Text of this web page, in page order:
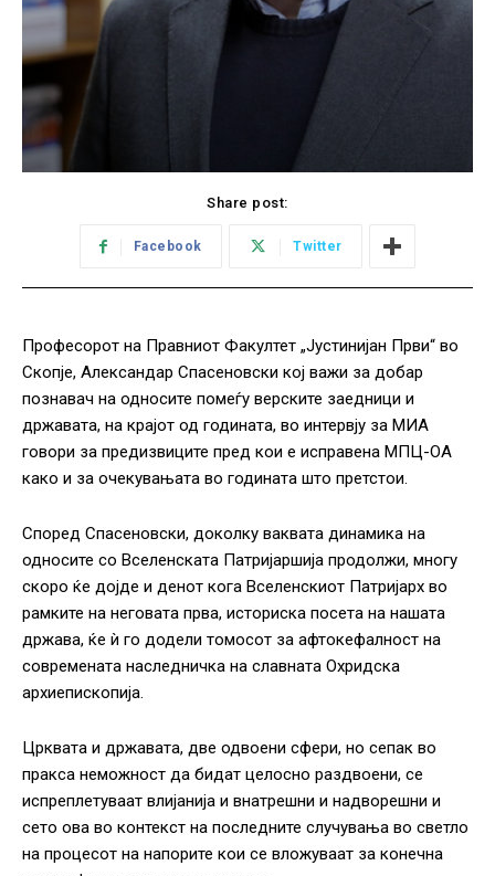
Share post:
Facebook Twitter
Професорот на Правниот Факултет „Јустинијан Први“ во
Скопје, Александар Спасеновски кој важи за добар
познавач на односите помеѓу верските заедници и
државата, на крајот од годината, во интервју за МИА
говори за предизвиците пред кои е исправена МПЦ-ОА
како и за очекувањата во годината што претстои.
Според Спасеновски, доколку ваквата динамика на
односите со Вселенската Патријаршија продолжи, многу
скоро ќе дојде и денот кога Вселенскиот Патријарх во
рамките на неговата прва, историска посета на нашата
држава, ќе ѝ го додели томосот за афтокефалност на
современата наследничка на славната Охридска
архиепископија.
Црквата и државата, две одвоени сфери, но сепак во
пракса неможност да бидат целосно раздвоени, се
испреплетуваат влијанија и внатрешни и надворешни и
сето ова во контекст на последните случувања во светло
на процесот на напорите кои се вложуваат за конечна